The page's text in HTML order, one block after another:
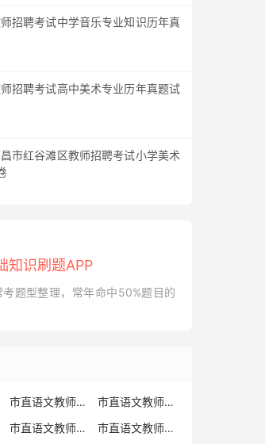
招聘考试中学音乐专业知识历年真
招聘考试高中美术专业历年真题试
市红谷滩区教师招聘考试小学美术
知识刷题APP
题型整理，常年命中50%题目的
市直语文教师招聘考试真题
市直语文教师招聘考试真题卷
市直语文教师编制考试真题卷
市直语文教师考试